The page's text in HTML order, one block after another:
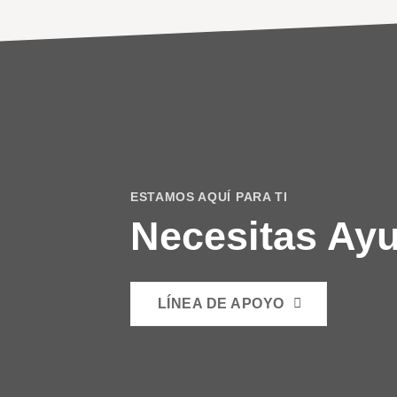
ESTAMOS AQUÍ PARA TI
Necesitas
LÍNEA DE APOYO